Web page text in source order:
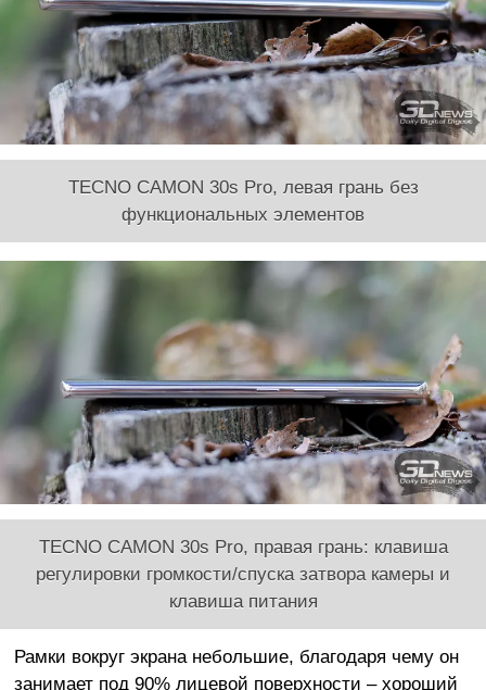
TECNO CAMON 30s Pro, левая грань без
функциональных элементов
TECNO CAMON 30s Pro, правая грань: клавиша
регулировки громкости/спуска затвора камеры и
клавиша питания
Рамки вокруг экрана небольшие, благодаря чему он
занимает под 90% лицевой поверхности – хороший